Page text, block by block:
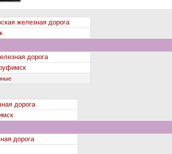
железная дорога
дорога
дорога
дорога